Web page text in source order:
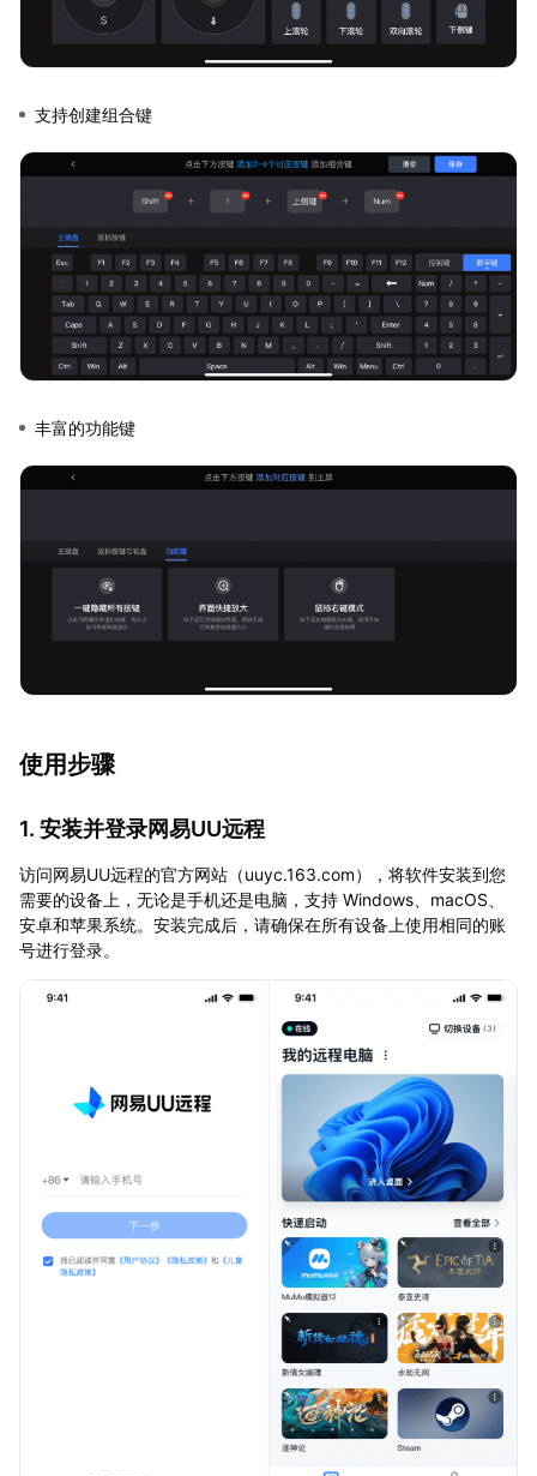
支持创建组合键
丰富的功能键
使用步骤
1. 安装并登录网易UU远程
访问网易UU远程的官方网站（uuyc.163.com），将软件安装到您
需要的设备上，无论是手机还是电脑，支持 Windows、macOS、
安卓和苹果系统。安装完成后，请确保在所有设备上使用相同的账
号进行登录。